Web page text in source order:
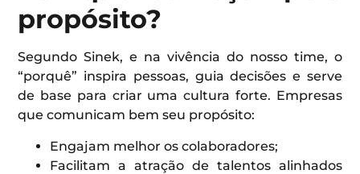
propósito?
Segundo Sinek, e na vivência do nosso time, o
“porquê” inspira pessoas, guia decisões e serve
de base para criar uma cultura forte. Empresas
que comunicam bem seu propósito:
Engajam melhor os colaboradores;
Facilitam a atração de talentos alinhados